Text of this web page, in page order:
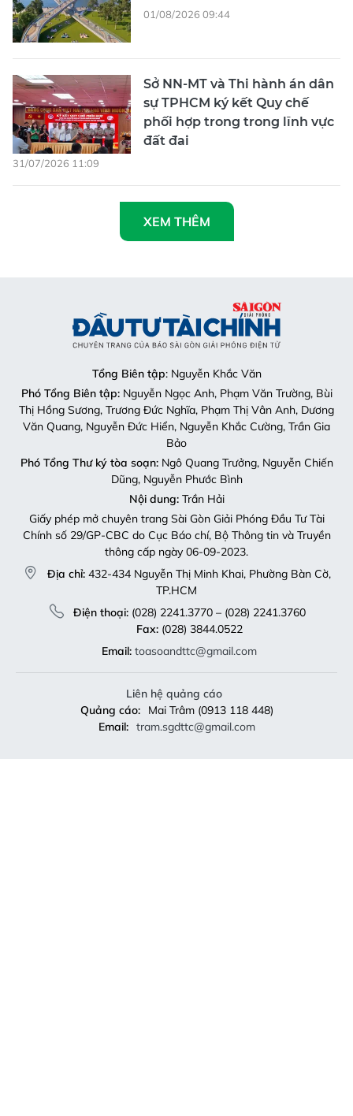
01/08/2026 09:44
Sở NN-MT và Thi hành án dân
sự TPHCM ký kết Quy chế
phối hợp trong trong lĩnh vực
đất đai
31/07/2026 11:09
XEM THÊM
Tổng Biên tập: Nguyễn Khắc Văn
Phó Tổng Biên tập:Nguyễn Ngọc Anh, Phạm Văn Trường, Bùi
Thị Hồng Sương, Trương Đức Nghĩa, Phạm Thị Vân Anh, Dương
Văn Quang, Nguyễn Đức Hiển, Nguyễn Khắc Cường, Trần Gia
Bảo
Phó Tổng Thư ký tòa soạn:Ngô Quang Trưởng, Nguyễn Chiến
Dũng, Nguyễn Phước Bình
Nội dung:Trần Hải
Giấy phép mở chuyên trang Sài Gòn Giải Phóng Đầu Tư Tài
Chính số 29/GP-CBC do Cục Báo chí, Bộ Thông tin và Truyền
thông cấp ngày 06-09-2023.
Địa chỉ: 432-434 Nguyễn Thị Minh Khai, Phường Bàn Cờ,
TP.HCM
Điện thoại:(028) 2241.3770 – (028) 2241.3760
Fax:(028) 3844.0522
Email: toasoandttc@gmail.com
Liên hệ quảng cáo
Quảng cáo:
Mai Trâm (0913 118 448)
Email: tram.sgdttc@gmail.com